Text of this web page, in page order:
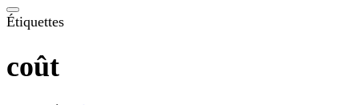
:Étiquettes
coût